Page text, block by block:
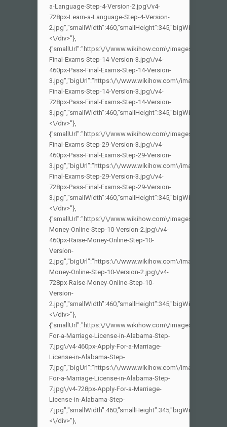
a-Language-Step-4-Version-2.jpg\/v4-
728px-Learn-a-Language-Step-4-Version-
<\/div>"},
{"smallUrl":"https:\/\/www.wikihow.com\/images_en\/
Final-Exams-Step-14-Version-3.jpg\/v4-
460px-Pass-Final-Exams-Step-14-Version-
3.jpg","bigUrl":"https:\/\/www.wikihow.com\/images\/
Final-Exams-Step-14-Version-3.jpg\/v4-
728px-Pass-Final-Exams-Step-14-Version-
<\/div>"},
{"smallUrl":"https:\/\/www.wikihow.com\/images_en\/
Final-Exams-Step-29-Version-3.jpg\/v4-
460px-Pass-Final-Exams-Step-29-Version-
3.jpg","bigUrl":"https:\/\/www.wikihow.com\/images\/
Final-Exams-Step-29-Version-3.jpg\/v4-
728px-Pass-Final-Exams-Step-29-Version-
<\/div>"},
{"smallUrl":"https:\/\/www.wikihow.com\/images_en\/
Money-Online-Step-10-Version-2.jpg\/v4-
460px-Raise-Money-Online-Step-10-
Version-
2.jpg","bigUrl":"https:\/\/www.wikihow.com\/images\/
Money-Online-Step-10-Version-2.jpg\/v4-
728px-Raise-Money-Online-Step-10-
Version-
<\/div>"},
{"smallUrl":"https:\/\/www.wikihow.com\/images_en\/
For-a-Marriage-License-in-Alabama-Step-
7.jpg\/v4-460px-Apply-For-a-Marriage-
License-in-Alabama-Step-
7.jpg","bigUrl":"https:\/\/www.wikihow.com\/images\/
For-a-Marriage-License-in-Alabama-Step-
7.jpg\/v4-728px-Apply-For-a-Marriage-
License-in-Alabama-Step-
<\/div>"},